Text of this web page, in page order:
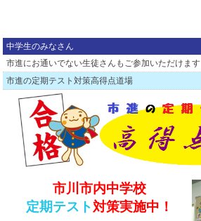
中学生のみなさん
市進にお通いでない生徒さんもご参加いただけます
市進の定期テスト対策高得点道場
市川市内中学校
定期テスト対策実施中！